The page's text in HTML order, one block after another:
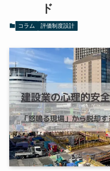
ド
コラム 評価制度設計